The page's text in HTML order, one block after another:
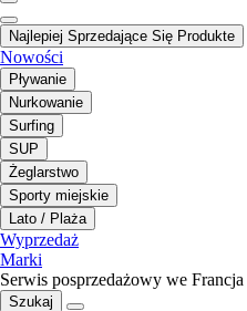
Najlepiej Sprzedające Się Produkte
Nowości
Pływanie
Nurkowanie
Surfing
SUP
Żeglarstwo
Sporty miejskie
Lato / Plaża
Wyprzedaż
Marki
Serwis posprzedażowy we Francja
Szukaj